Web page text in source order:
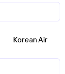
Korean Air